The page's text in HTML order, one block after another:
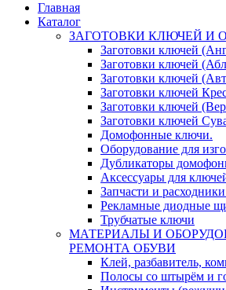
Главная
Каталог
ЗАГОТОВКИ КЛЮЧЕЙ И
Заготовки ключей
Заготовки ключей
Заготовки ключей
Заготовки ключей
Заготовки ключей
Заготовки ключей
Домофонные ключи.
Оборудование для
Дубликаторы
Аксессуары для
Запчасти и
Рекламные диодные
Трубчатые ключи
МАТЕРИАЛЫ И
РЕМОНТА ОБУВИ
Клей, разбавитель,
Полосы со штырём и